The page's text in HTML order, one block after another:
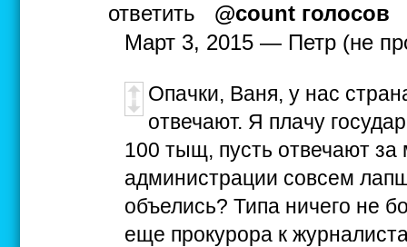
ответить
@count голосов
Март 3, 2015 — Петр (не
Опачки, Ваня, у нас
отвечают. Я плачу
100 тыщ, пусть отвечают
администрации совсем
объелись? Типа ничего не
еще прокурора к